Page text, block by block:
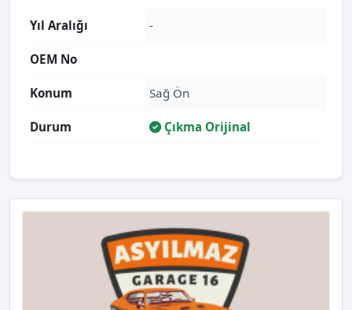
Yıl Aralığı -
OEM No
Konum Sağ Ön
Durum Çıkma Orijinal